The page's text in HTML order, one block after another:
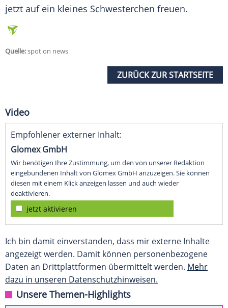
jetzt auf ein kleines Schwesterchen freuen.
Quelle:spot on news
ZURÜCK ZUR STARTSEITE
Video
Empfohlener externer Inhalt:
Glomex GmbH
Wir benötigen Ihre Zustimmung, um den von unserer Redaktion
eingebundenen Inhalt von Glomex GmbH anzuzeigen. Sie können
diesen mit einem Klick anzeigen lassen und auch wieder
deaktivieren.
jetzt aktivieren
Ich bin damit einverstanden, dass mir externe Inhalte
angezeigt werden. Damit können personenbezogene
Daten an Drittplattformen übermittelt werden. Mehr
dazu in unseren Datenschutzhinweisen.
Unsere Themen-Highlights